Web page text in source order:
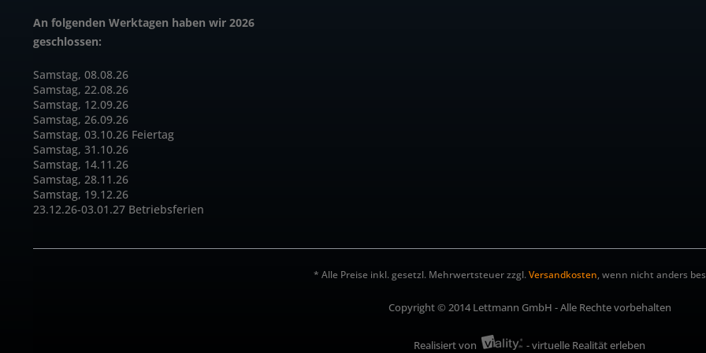
An folgenden Werktagen haben wir 2026
geschlossen:
Samstag, 08.08.26
Samstag, 22.08.26
Samstag, 12.09.26
Samstag, 26.09.26
Samstag, 03.10.26 Feiertag
Samstag, 31.10.26
Samstag, 14.11.26
Samstag, 28.11.26
Samstag, 19.12.26
23.12.26-03.01.27 Betriebsferien
* Alle Preise inkl. gesetzl. Mehrwertsteuer zzgl.Versandkosten, wenn nicht anders
Copyright © 2014 Lettmann GmbH - Alle Rechte vorbehalten
Realisiert von - virtuelle Realität erleben